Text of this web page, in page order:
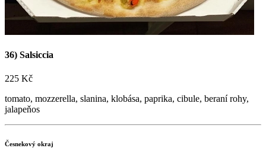
36) Salsiccia
225 Kč
tomato, mozzerella, slanina, klobása, paprika, cibule, beraní rohy,
jalapeňos
Česnekový okraj